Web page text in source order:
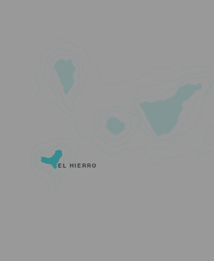
EL HIERRO